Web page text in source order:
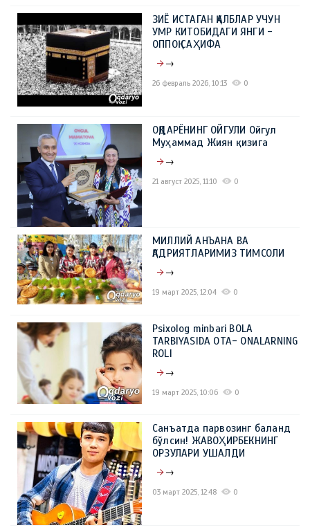
ЗИЁ ИСТАГАН ҚАЛБЛАР УЧУН
УМР КИТОБИДАГИ ЯНГИ -
ОППОҚ САҲИФА
→
26 февраль 2026, 10:13 0
ОҚДАРЁНИНГ ОЙГУЛИ Ойгул
Муҳаммад Жиян қизига
→
21 август 2025, 11:10 0
МИЛЛИЙ АНЪАНА ВА
ҚАДРИЯТЛАРИМИЗ ТИМСОЛИ
→
19 март 2025, 12:04 0
Psixolog minbari BOLA
TARBIYASIDA OTA- ONALARNING
ROLI
→
19 март 2025, 10:06 0
Санъатда парвозинг баланд
бўлсин! ЖАВОҲИРБЕКНИНГ
ОРЗУЛАРИ УШАЛДИ
→
03 март 2025, 12:48 0